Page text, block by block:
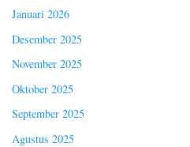
Januari 2026
Desember 2025
November 2025
Oktober 2025
September 2025
Agustus 2025